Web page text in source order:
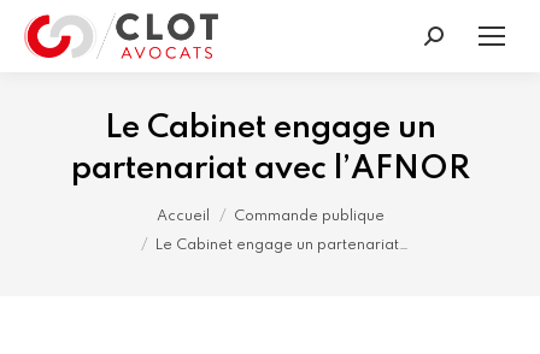
Recherche
Le Cabinet engage un
partenariat avec l’AFNOR
Vous êtes ici :Accueil
Commande publique
Le Cabinet engage un partenariat…